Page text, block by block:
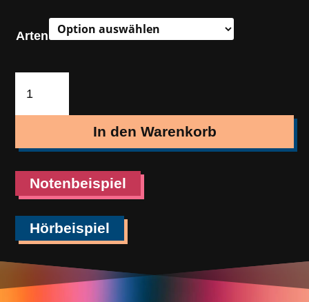
Arten
steht
In den Warenkorb
Notenbeispiel
Hörbeispiel